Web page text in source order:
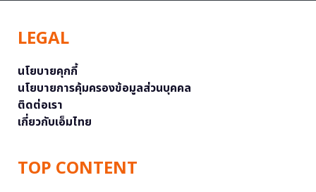
LEGAL
นโยบายคุกกี้
นโยบายการคุ้มครองข้อมูลส่วนบุคคล
ติดต่อเรา
เกี่ยวกับเอ็มไทย
TOP CONTENT